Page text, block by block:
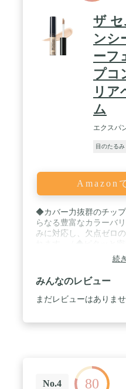
ザ セ
ンシ
ーフ
プコ
リア
ム
エクスパ
目のたる
Amazon
◆カバー力抜群のチッ
らなる豊富なカラーバ
みに対応し、欠点ゼロ
塗りしても厚塗りにな
コンシーラー / ◆ソフ
欠点をカバーし、ロン
で長時間メイクしたて
ファンデーション、Ｂ
続
みんなのレビュー
まだレビューはありま
No.4 80